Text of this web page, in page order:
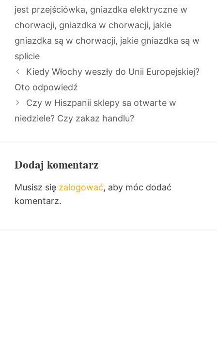
jest przejściówka, gniazdka elektryczne w
chorwacji, gniazdka w chorwacji, jakie
gniazdka są w chorwacji, jakie gniazdka są w
splicie
Kiedy Włochy weszły do Unii Europejskiej?
Oto odpowiedź
Czy w Hiszpanii sklepy sa otwarte w
niedziele? Czy zakaz handlu?
Dodaj komentarz
Musisz się zalogować, aby móc dodać
komentarz.